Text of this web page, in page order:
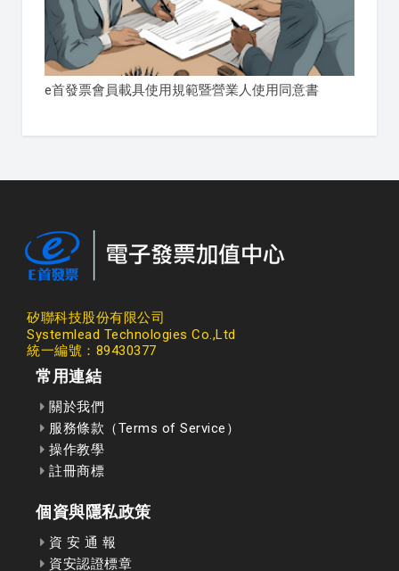
e首發票會員載具使用規範暨營業人使用同意書
矽聯科技股份有限公司
Systemlead Technologies Co.,Ltd
統一編號：89430377
常用連結
關於我們
服務條款（Terms of Service）
操作教學
註冊商標
個資與隱私政策
資 安 通 報
資安認證標章